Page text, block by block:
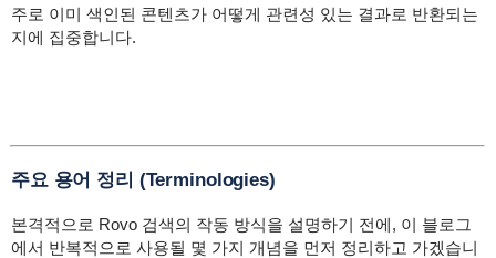
주로 이미 색인된 콘텐츠가 어떻게 관련성 있는 결과로 반환되는
지에 집중합니다.
주요 용어 정리 (Terminologies)
본격적으로 Rovo 검색의 작동 방식을 설명하기 전에, 이 블로그
에서 반복적으로 사용될 몇 가지 개념을 먼저 정리하고 가겠습니